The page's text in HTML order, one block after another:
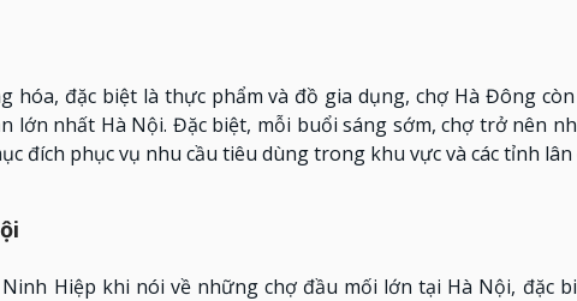
hóa, đặc biệt là thực phẩm và đồ gia dụng, chợ Hà Đông
lớn nhất Hà Nội. Đặc biệt, mỗi buổi sáng sớm, chợ trở nên
đích phục vụ nhu cầu tiêu dùng trong khu vực và các tỉnh lân
Hiệp khi nói về những chợ đầu mối lớn tại Hà Nội, đặc